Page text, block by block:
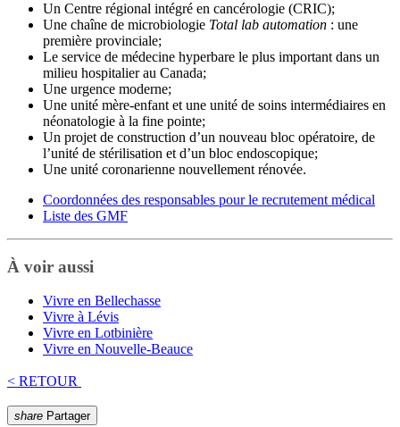
Un Centre régional intégré en cancérologie (CRIC);
Une chaîne de microbiologie Total lab automation : une
première provinciale;
Le service de médecine hyperbare le plus important dans un
milieu hospitalier au Canada;
Une urgence moderne;
Une unité mère-enfant et une unité de soins intermédiaires en
néonatologie à la fine pointe;
Un projet de construction d’un nouveau bloc opératoire, de
l’unité de stérilisation et d’un bloc endoscopique;
Une unité coronarienne nouvellement rénovée.
Coordonnées des responsables pour le recrutement médical
Liste des GMF
À voir aussi
Vivre en Bellechasse
Vivre à Lévis
Vivre en Lotbinière
Vivre en Nouvelle-Beauce
< RETOUR
share Partager